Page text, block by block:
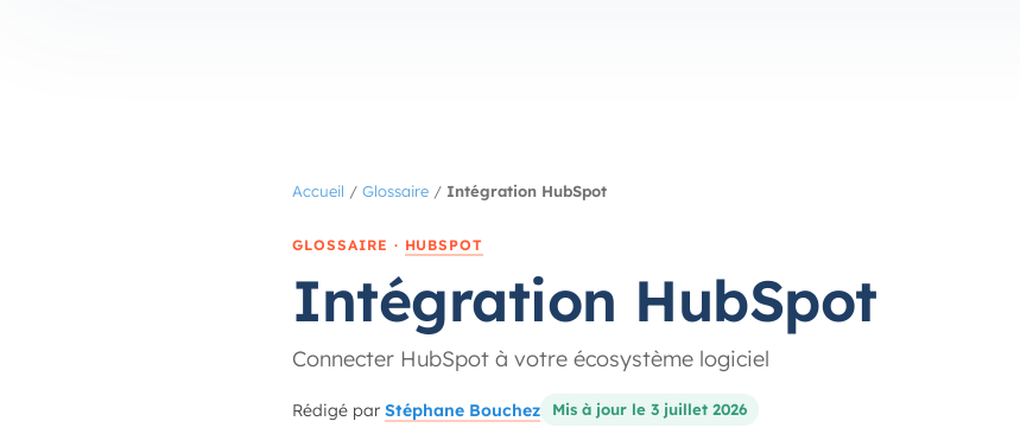
Accueil / Glossaire / Intégration HubSpot
GLOSSAIRE · HUBSPOT
Intégration HubSpot
Connecter HubSpot à votre écosystème logiciel
Rédigé par Stéphane Bouchez Mis à jour le 3 juillet 2026